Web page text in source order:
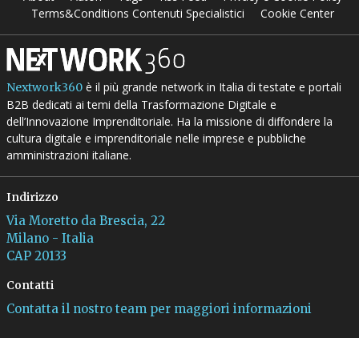
Terms&Conditions Contenuti Specialistici
Cookie Center
Nextwork360è il più grande network in Italia di testate e portali
B2B dedicati ai temi della Trasformazione Digitale e
dell’Innovazione Imprenditoriale. Ha la missione di diffondere la
cultura digitale e imprenditoriale nelle imprese e pubbliche
amministrazioni italiane.
Indirizzo
Via Moretto da Brescia, 22
Milano - Italia
CAP 20133
Contatti
Contatta il nostro team per maggiori informazioni